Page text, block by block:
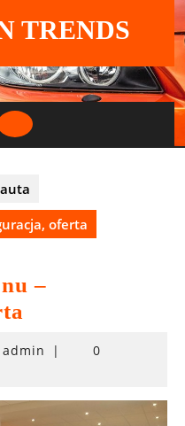
TRENDS
oferta
–
admin |
0